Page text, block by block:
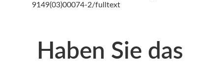
9149(03)00074-2/fulltext
Haben Sie das